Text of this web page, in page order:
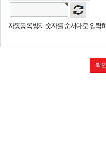
자동등록방지 숫자를 순서대로 입력
확